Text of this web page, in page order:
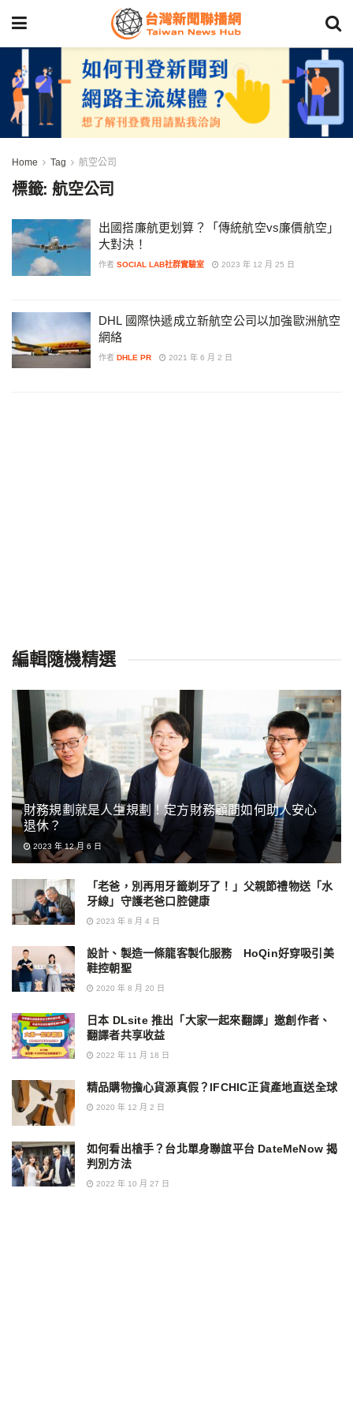
Home Tag 航空公司
標籤:航空公司
出國搭廉航更划算？「傳統航空vs廉價航空」
大對決！
作者 SOCIAL LAB社群實驗室 2023 年 12 月 25 日
DHL 國際快遞成立新航空公司以加強歐洲航空
網絡
作者 DHLE PR 2021 年 6 月 2 日
編輯隨機精選
財務規劃就是人生規劃！定方財務顧問如何助人安心
退休？
2023 年 12 月 6 日
「老爸，別再用牙籤剃牙了！」父親節禮物送「水
牙線」守護老爸口腔健康
2023 年 8 月 4 日
設計、製造一條龍客製化服務 HoQin好穿吸引美
鞋控朝聖
2020 年 8 月 20 日
日本 DLsite 推出「大家一起來翻譯」邀創作者、
翻譯者共享收益
2022 年 11 月 18 日
精品購物擔心貨源真假？IFCHIC正貨產地直送全球
2020 年 12 月 2 日
如何看出槍手？台北單身聯誼平台 DateMeNow 揭
判別方法
2022 年 10 月 27 日